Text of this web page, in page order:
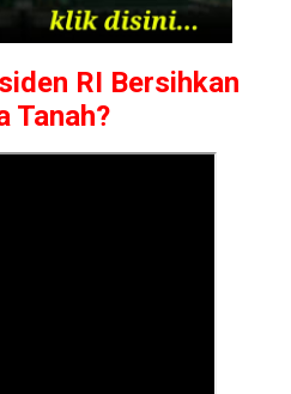
RI Bersihkan
Tanah?